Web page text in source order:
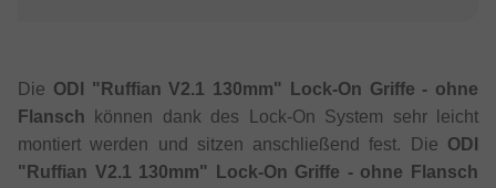
Die ODI "Ruffian V2.1 130mm" Lock-On Griffe - ohne
Flansch können dank des Lock-On System sehr leicht
montiert werden und sitzen anschließend fest. Die ODI
"Ruffian V2.1 130mm" Lock-On Griffe - ohne Flansch